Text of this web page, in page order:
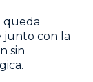
queda
junto con la
sin